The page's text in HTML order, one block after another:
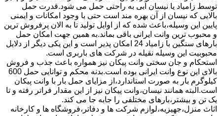
توسط زامیاد یا نیسان آبی به راحتی حمل می شود.قدرت حمل
بالایی که نیسان از آن بهره مند است حتی با وجود امکانات و ایمنی
پایین این وسیله،باعث شده که از اوایل تولید تا به الان پرفروش ترین
و محبوب ترین وانت ایرانی باقی بماند.به همین جهت امکان حمل
بارهای سنگین با زامیاد 24 امکان پذیر است و این یکی دیگر از دلایل
محبوبیت این وسیله نقیله در شرکت های باربری است.
استحکام و جان سختی وانت پیکان نیز همواره باعث جذب و فروش
بالای این نوع وانت ایرانی بوده است.بدنه محکم و توانایی حمل 600
کیلوگرم بار به صورت استاندارد،از مزایای حمل بار با وانت پیکان
است.البته همانند نیسان،وانت پیکان نیز از این مقدار فراتر رفته و تا
یک تن و بیشتر،بارهای مختلفی را جابه جا می کند.
اثاث منزل،جهیزیه،لوازم شرکت ها و دفاتر،فروشگاه ها و کارخانه